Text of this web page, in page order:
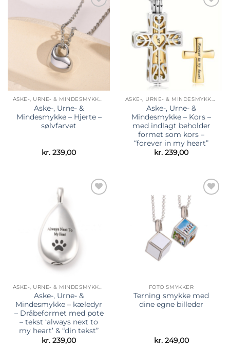
ønskeliste
ASKE-, URNE- & MINDESMYKKER
Aske-, Urne- &
Mindesmykke – Hjerte –
sølvfarvet
kr. 239,00
ASKE-, URNE- & MINDESMYKKER
Aske-, Urne- &
Mindesmykke – Kors –
med indlagt beholder
formet som kors –
“forever in my heart”
kr. 239,00
Aske-, Urne- &
Mindesmykke – kæledyr
– Dråbeformet med pote
– tekst ‘always next to
my heart’ & “din tekst”
kr. 239,00
ønskeliste
FOTO SMYKKER
Terning smykke med
dine egne billeder
kr.249,00